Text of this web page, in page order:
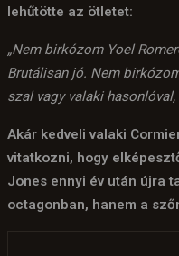
lehűtötte az ötletet:
„Nem birkózom Yoel
Brutálisan jó. Nem
szal vagy valaki hasonlóval,
Akár kedveli valaki
vitatkozni, hogy
Jones ennyi év után újra
octagonban, hanem a